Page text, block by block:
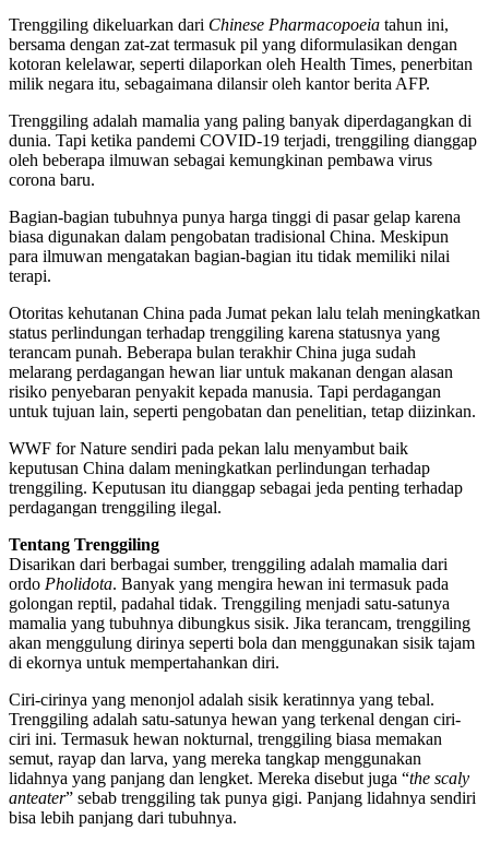
Trenggiling dikeluarkan dari Chinese Pharmacopoeia tahun ini,
bersama dengan zat-zat termasuk pil yang diformulasikan dengan
kotoran kelelawar, seperti dilaporkan oleh Health Times, penerbitan
milik negara itu, sebagaimana dilansir oleh kantor berita AFP.
Trenggiling adalah mamalia yang paling banyak diperdagangkan di
dunia. Tapi ketika pandemi COVID-19 terjadi, trenggiling dianggap
oleh beberapa ilmuwan sebagai kemungkinan pembawa virus
corona baru.
Bagian-bagian tubuhnya punya harga tinggi di pasar gelap karena
biasa digunakan dalam pengobatan tradisional China. Meskipun
para ilmuwan mengatakan bagian-bagian itu tidak memiliki nilai
terapi.
Otoritas kehutanan China pada Jumat pekan lalu telah meningkatkan
status perlindungan terhadap trenggiling karena statusnya yang
terancam punah. Beberapa bulan terakhir China juga sudah
melarang perdagangan hewan liar untuk makanan dengan alasan
risiko penyebaran penyakit kepada manusia. Tapi perdagangan
untuk tujuan lain, seperti pengobatan dan penelitian, tetap diizinkan.
WWF for Nature sendiri pada pekan lalu menyambut baik
keputusan China dalam meningkatkan perlindungan terhadap
trenggiling. Keputusan itu dianggap sebagai jeda penting terhadap
perdagangan trenggiling ilegal.
Tentang Trenggiling
Disarikan dari berbagai sumber, trenggiling adalah mamalia dari
ordo Pholidota. Banyak yang mengira hewan ini termasuk pada
golongan reptil, padahal tidak. Trenggiling menjadi satu-satunya
mamalia yang tubuhnya dibungkus sisik. Jika terancam, trenggiling
akan menggulung dirinya seperti bola dan menggunakan sisik tajam
di ekornya untuk mempertahankan diri.
Ciri-cirinya yang menonjol adalah sisik keratinnya yang tebal.
Trenggiling adalah satu-satunya hewan yang terkenal dengan ciri-
ciri ini. Termasuk hewan nokturnal, trenggiling biasa memakan
semut, rayap dan larva, yang mereka tangkap menggunakan
lidahnya yang panjang dan lengket. Mereka disebut juga “the scaly
anteater” sebab trenggiling tak punya gigi. Panjang lidahnya sendiri
bisa lebih panjang dari tubuhnya.